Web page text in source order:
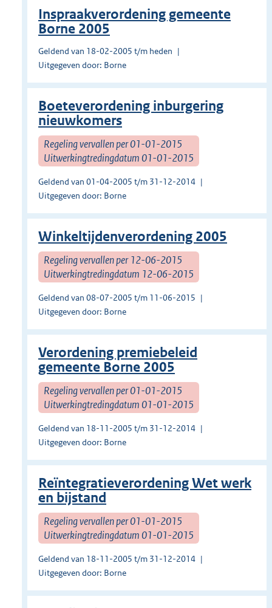
Inspraakverordening gemeente
Borne 2005
Geldend van 18-02-2005 t/m heden
Uitgegeven door: Borne
Boeteverordening inburgering
nieuwkomers
Regeling vervallen per 01-01-2015
Uitwerkingtredingdatum 01-01-2015
Geldend van 01-04-2005 t/m 31-12-2014
Uitgegeven door: Borne
Winkeltijdenverordening 2005
Regeling vervallen per 12-06-2015
Uitwerkingtredingdatum 12-06-2015
Geldend van 08-07-2005 t/m 11-06-2015
Uitgegeven door: Borne
Verordening premiebeleid
gemeente Borne 2005
Regeling vervallen per 01-01-2015
Uitwerkingtredingdatum 01-01-2015
Geldend van 18-11-2005 t/m 31-12-2014
Uitgegeven door: Borne
Reïntegratieverordening Wet werk
en bijstand
Regeling vervallen per 01-01-2015
Uitwerkingtredingdatum 01-01-2015
Geldend van 18-11-2005 t/m 31-12-2014
Uitgegeven door: Borne